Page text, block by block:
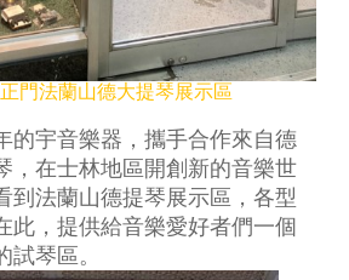
門法蘭山德大提琴展示區
的宇音樂器，攜手合作來自德
，在士林地區開創新的音樂世
到法蘭山德提琴展示區，各型
此，提供給音樂愛好者們一個
琴區。